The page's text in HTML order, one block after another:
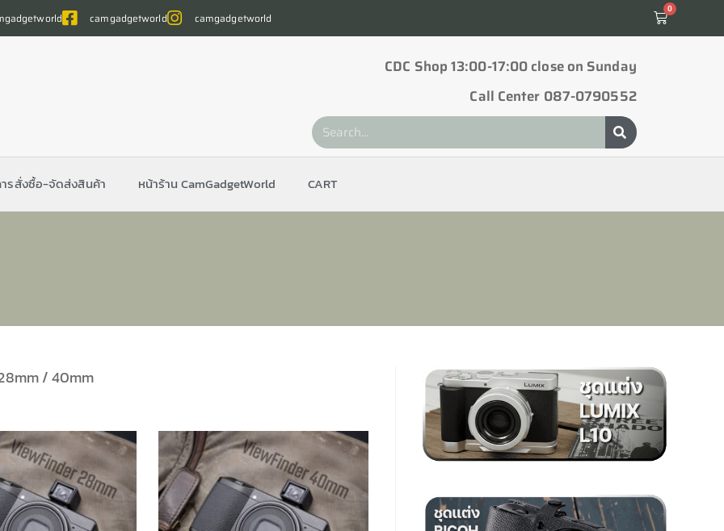
camgadgetworld camgadgetworld
0
CDC Shop 13:00-17:00 close on Sunday
Call Center 087-0790552
รสั่งซื้อ-จัดส่งสินค้า หน้าร้าน CamGadgetWorld CART
/ 40mm